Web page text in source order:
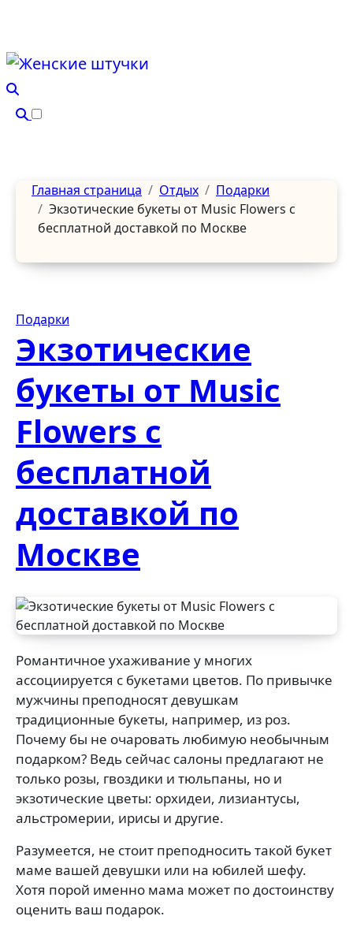
Главная страница Отдых
Подарки
Экзотические букеты от Music Flowers с
бесплатной доставкой по Москве
Подарки
Экзотические
букеты от Music
Flowers с
бесплатной
доставкой по
Москве
Романтичное ухаживание у многих
ассоциируется с букетами цветов. По привычке
мужчины преподносят девушкам
традиционные букеты, например, из роз.
Почему бы не очаровать любимую необычным
подарком? Ведь сейчас салоны предлагают не
только розы, гвоздики и тюльпаны, но и
экзотические цветы: орхидеи, лизиантусы,
альстромерии, ирисы и другие.
Разумеется, не стоит преподносить такой букет
маме вашей девушки или на юбилей шефу.
Хотя порой именно мама может по достоинству
оценить ваш подарок.